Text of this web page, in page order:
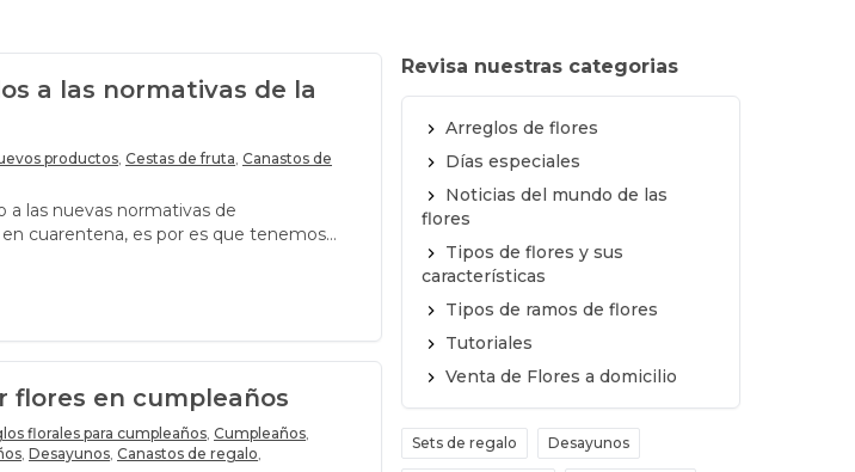
a las normativas de la
productos, Cestas de fruta, Canastos de
a las nuevas normativas de
cuarentena, es por es que tenemos
flores en cumpleaños
florales para cumpleaños, Cumpleaños,
Desayunos Canastos de regalo
Revisa nuestras categorias
Arreglos de flores
Días especiales
Noticias del mundo de las
flores
Tipos de flores y sus
características
Tipos de ramos de flores
Tutoriales
Venta de Flores a domicilio
Sets de regalo Desayunos